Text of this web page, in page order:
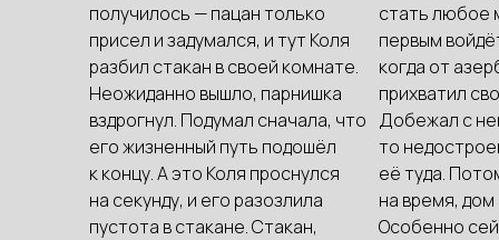
получилось — пацан только
присел и задумался, и тут Коля
разбил стакан в своей комнате.
Неожиданно вышло, парнишка
вздрогнул. Подумал сначала, что
его жизненный путь подошёл
к концу. А это Коля проснулся
на секунду, и его разозлила
пустота в стакане. Стакан,
стать любое
первым
когда от
прихватил
Добежал с
то
её туда.
на время,
Особенно